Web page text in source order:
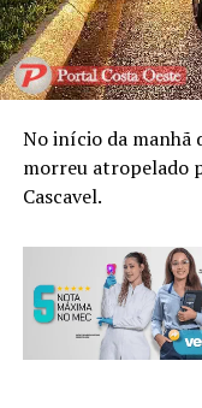
No início da manhã
morreu atropelado
Cascavel.